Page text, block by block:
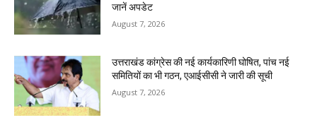
जानें अपडेट
August 7, 2026
उत्तराखंड कांग्रेस की नई कार्यकारिणी घोषित, पांच नई
समितियों का भी गठन, एआईसीसी ने जारी की सूची
August 7, 2026